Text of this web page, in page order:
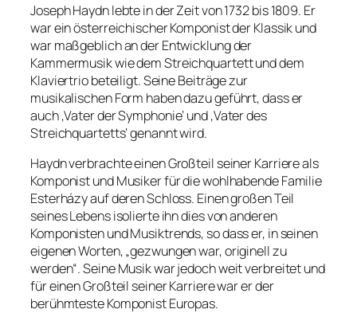
Joseph Haydn lebte in der Zeit von 1732 bis 1809. Er
war ein österreichischer Komponist der Klassik und
war maßgeblich an der Entwicklung der
Kammermusik wie dem Streichquartett und dem
Klaviertrio beteiligt. Seine Beiträge zur
musikalischen Form haben dazu geführt, dass er
auch ‚Vater der Symphonie‘ und ‚Vater des
Streichquartetts‘ genannt wird.
Haydn verbrachte einen Großteil seiner Karriere als
Komponist und Musiker für die wohlhabende Familie
Esterházy auf deren Schloss. Einen großen Teil
seines Lebens isolierte ihn dies von anderen
Komponisten und Musiktrends, so dass er, in seinen
eigenen Worten, „gezwungen war, originell zu
werden“. Seine Musik war jedoch weit verbreitet und
für einen Großteil seiner Karriere war er der
berühmteste Komponist Europas.